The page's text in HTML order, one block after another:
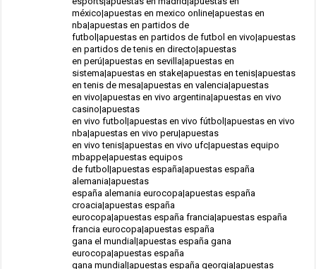
méxico|apuestas en mexico online|apuestas en
nba|apuestas en partidos de
futbol|apuestas en partidos de futbol en vivo|apuestas
en partidos de tenis en directo|apuestas
en perú|apuestas en sevilla|apuestas en
sistema|apuestas en stake|apuestas en tenis|apuestas
en tenis de mesa|apuestas en valencia|apuestas
en vivo|apuestas en vivo argentina|apuestas en vivo
casino|apuestas
en vivo futbol|apuestas en vivo fútbol|apuestas en vivo
nba|apuestas en vivo peru|apuestas
en vivo tenis|apuestas en vivo ufc|apuestas equipo
mbappe|apuestas equipos
de futbol|apuestas españa|apuestas españa
alemania|apuestas
españa alemania eurocopa|apuestas españa
croacia|apuestas españa
eurocopa|apuestas españa francia|apuestas españa
francia eurocopa|apuestas españa
gana el mundial|apuestas españa gana
eurocopa|apuestas españa
gana mundial|apuestas españa georgia|apuestas